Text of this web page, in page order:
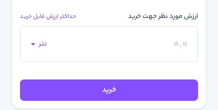
ارزش مورد نظر جهت خرید حداکثر ارزش قابل خرید
تتر
خرید